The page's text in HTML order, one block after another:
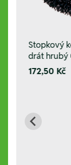
Stopkový
drát hrubý
172,50 Kč